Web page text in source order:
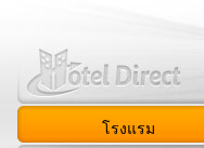
โรงแรม